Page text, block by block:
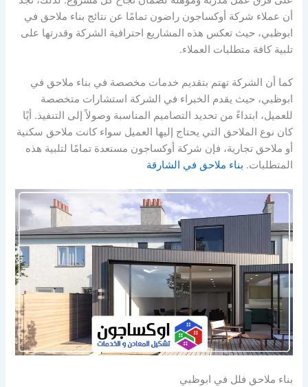
أن عملاء شركة أوكساجون راضون تمامًا عن نتائج بناء ملاحق في
ابوظبي، حيث تعكس هذه المشاريع احترافية الشركة وقدرتها على
تلبية كافة متطلبات العملاء.
كما أن الشركة تهتم بتقديم خدمات مخصصة في بناء ملاحق في
ابوظبي، حيث يقدم الخبراء في الشركة استشارات متخصصة
للعميل، ابتداءً من تحديد التصاميم المناسبة وصولاً إلى التنفيذ. أيًا
كان نوع الملاحق التي يحتاج إليها العميل سواء كانت ملاحق سكنية
أو ملاحق تجارية، فإن شركة أوكساجون مستعدة تمامًا لتلبية هذه
المتطلبات. بناء ملاحق في الشارقة
بناء ملاحق فلل في ابوظبي